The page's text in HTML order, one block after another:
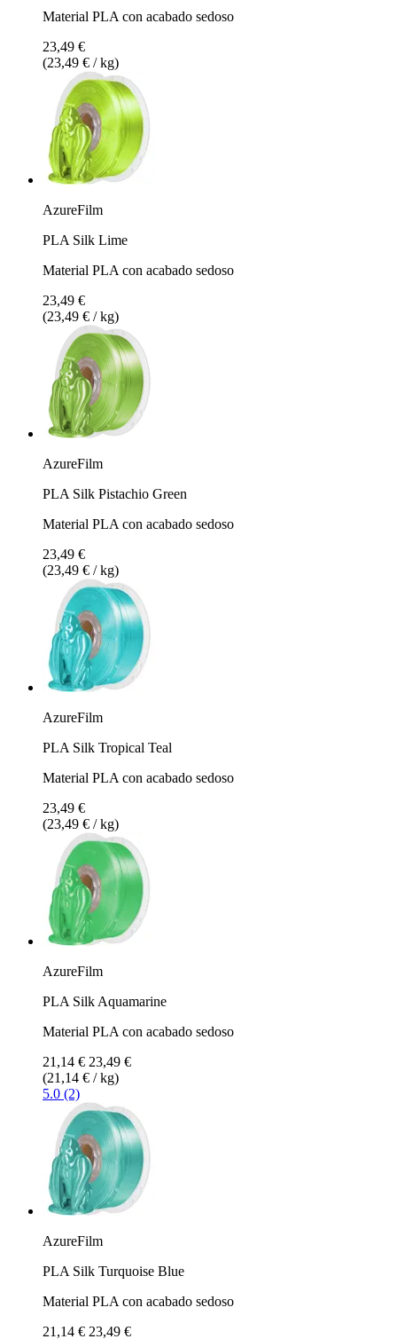
Material PLA con acabado sedoso
23,49 €
(23,49 € / kg)
AzureFilm
PLA Silk Lime
Material PLA con acabado sedoso
23,49 €
(23,49 € / kg)
AzureFilm
PLA Silk Pistachio Green
Material PLA con acabado sedoso
23,49 €
(23,49 € / kg)
AzureFilm
PLA Silk Tropical Teal
Material PLA con acabado sedoso
23,49 €
(23,49 € / kg)
AzureFilm
PLA Silk Aquamarine
Material PLA con acabado sedoso
21,14 € 23,49 €
(21,14 € / kg)
5.0 (2)
AzureFilm
PLA Silk Turquoise Blue
Material PLA con acabado sedoso
21,14 € 23,49 €